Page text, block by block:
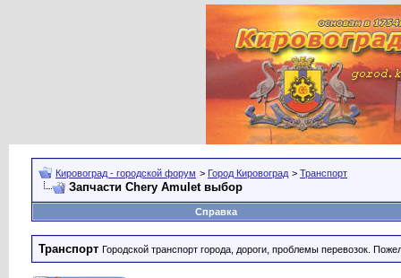
Кировоград - городской форум > Город Кировоград > Транспорт
Запчасти Chery Amulet выбор
Справка
Транспорт Городской транспорт города, дороги, проблемы перевозок.